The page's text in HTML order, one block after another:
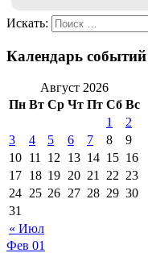
Искать:
Календарь событий
Август 2026
Пн Вт Ср Чт Пт Сб Вс
« Июл
1
2
3
4 5 6 7 8
9
10 11 12 13 14 15 16
17 18 19 20 21 22 23
24 25 26 27 28 29 30
31
Фев 01